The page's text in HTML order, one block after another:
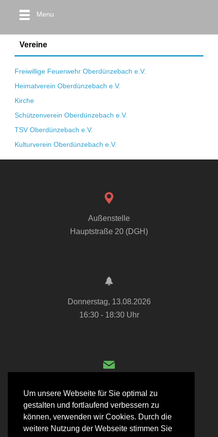
Um unsere Webseite für Sie optimal zu
gestalten und fortlaufend verbessern zu
können, verwenden wir Cookies. Durch die
weitere Nutzung der Webseite stimmen Sie
Menu
Vereine
Freiwillige Feuerwehr Oberdünzebach e.V.
Heimatverein Oberdünzebach e.V.
Kirche
Schützenverein Oberdünzebach e.V.
TSV Oberdünzebach e.V.
Kulturverein Oberdünzebach e.V.
Außenstelle
Hauptstraße 20 (DGH)
Donnerstag, 13.08.2026
16:30 - 18:30 Uhr